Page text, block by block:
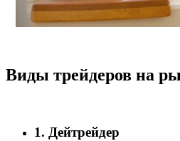
Виды трейдеров на
1. Дейтрейдер